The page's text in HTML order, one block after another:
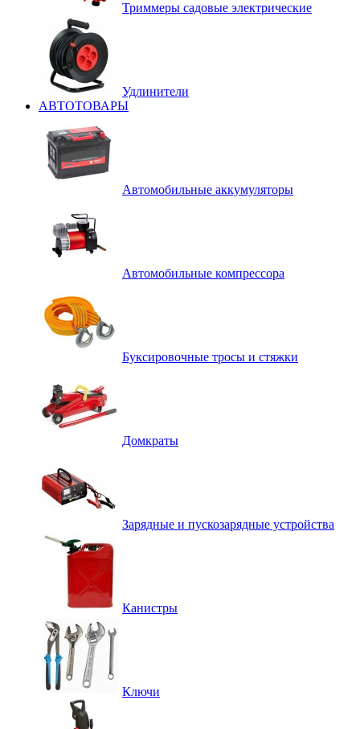
Триммеры садовые электрические
Удлинители
АВТОТОВАРЫ
Автомобильные аккумуляторы
Автомобильные компрессора
Буксировочные тросы и стяжки
Домкраты
Зарядные и пускозарядные устройства
Канистры
Ключи